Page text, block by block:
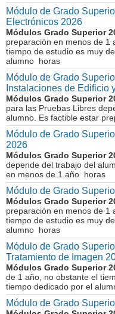
Módulo de Grado
Electrónicos 2026
Módulos Grado Superior
preparación en menos de 1
tiempo de estudio es muy
alumno horas
Módulo de Grado
Instalaciones de Edificio
Módulos Grado Superior
para las Pruebas Libres
alumno. Es factible estar
Módulo de Grado
2026
Módulos Grado Superior
depende del trabajo del
en menos de 1 año horas
Módulo de Grado
Módulos Grado Superior
preparación en menos de 1
tiempo de estudio es muy
alumno horas
Módulo de Grado
Tratamiento de Imagen
Módulos Grado Superior
de 1 año, no obstante el
tiempo dedicado por el
Módulo de Grado